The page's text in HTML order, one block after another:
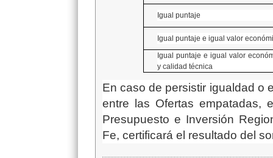
Igual puntaje
Igual puntaje e igual valor
Igual puntaje e igual valor
y calidad técnica
En caso de persistir igualdad o
entre las Ofertas empatadas,
Presupuesto e Inversión
Fe, certificará el resultado del